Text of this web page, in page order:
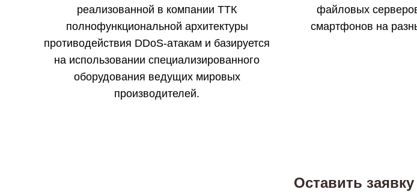
реализованной в компании ТТК
полнофункциональной архитектуры
противодействия DDoS-атакам и базируется
на использовании специализированного
оборудования ведущих мировых
производителей.
файловых
смартфонов на
Оставить